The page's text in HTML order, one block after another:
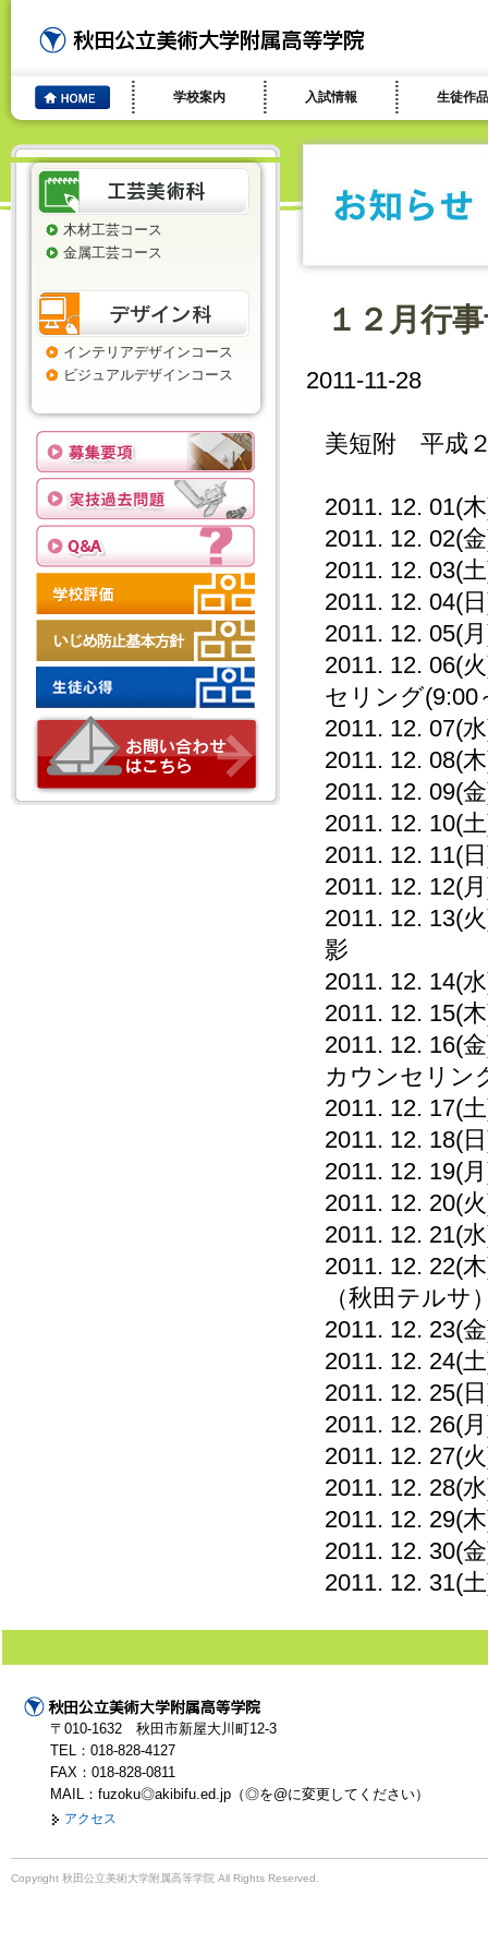
学校案内 入試情報 生徒作品
木材工芸コース
金属工芸コース
インテリアデザインコース
ビジュアルデザインコース
１２月行
2011-11-28
美短附 平成
2011. 12. 01(
2011. 12. 02(
2011. 12. 03(
2011. 12. 04(
2011. 12. 05(
2011. 12. 06(
セリング(9:00
2011. 12. 07(
2011. 12. 08(
2011. 12. 09(
2011. 12. 10(
2011. 12. 11(
2011. 12. 12(
2011. 12. 13(
影
2011. 12. 14(
2011. 12. 15(
2011. 12. 16(
カウンセリン
2011. 12. 17(
2011. 12. 18(
2011. 12. 19(
2011. 12. 20(
2011. 12. 21(
2011. 12. 22(
（秋田テルサ
2011. 12. 23(
2011. 12. 24(
2011. 12. 25(
2011. 12. 26(
2011. 12. 27(
2011. 12. 28(
2011. 12. 29(
2011. 12. 30(
2011. 12. 31(
〒010-1632 秋田市新屋大川町12-3
TEL：018-828-4127
FAX：018-828-0811
MAIL：fuzoku◎akibifu.ed.jp（◎を@に変更してください）
アクセス
Copyright 秋田公立美術大学附属高等学院 All Rights Reserved.